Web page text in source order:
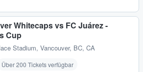
Whitecaps vs FC Juárez -
Cup
Stadium, Vancouver, BC, CA
Über 200 Tickets verfügbar